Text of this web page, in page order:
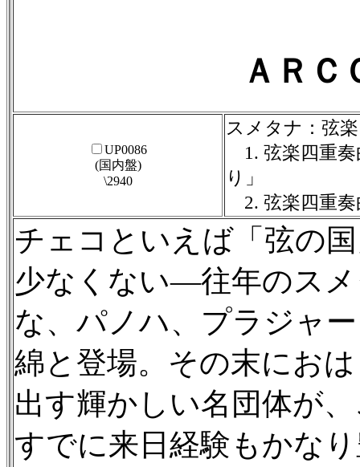
ＡＲ
UP0086
(国内盤)
\2940
スメタナ：弦
1. 弦楽四重奏
り」
2. 弦楽四重奏
チェコといえば「弦の
少なくない—往年のス
な、パノハ、プラジャ
綿と登場。その末にお
出す輝かしい名団体が
すでに来日経験もかな